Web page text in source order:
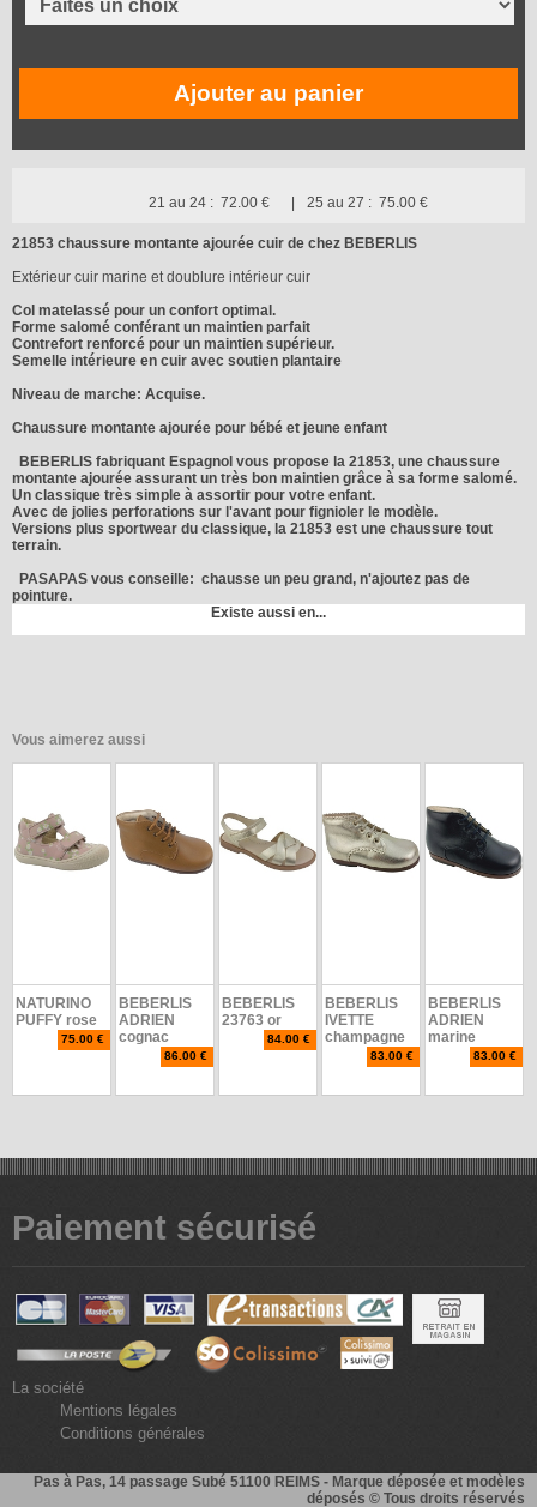
Ajouter au panier
21 au 24 : 72.00 € 25 au 27 : 75.00 €
21853 chaussure montante ajourée cuir de chez BEBERLIS
Extérieur cuir marine et doublure intérieur cuir
Col matelassé pour un confort optimal.
Forme salomé conférant un maintien parfait
Contrefort renforcé pour un maintien supérieur.
Semelle intérieure en cuir avec soutien plantaire
Niveau de marche: Acquise.
Chaussure montante ajourée pour bébé et jeune enfant
BEBERLIS fabriquant Espagnol vous propose la 21853, une chaussure
montante ajourée assurant un très bon maintien grâce à sa forme salomé.
Un classique très simple à assortir pour votre enfant.
Avec de jolies perforations sur l'avant pour fignioler le modèle.
Versions plus sportwear du classique, la 21853 est une chaussure tout
terrain.
PASAPAS vous conseille: chausse un peu grand, n'ajoutez pas de
pointure.
Existe aussi en...
Vous aimerez aussi
NATURINO
PUFFY rose
75.00 €
BEBERLIS
ADRIEN
cognac
86.00 €
BEBERLIS
23763 or
84.00 €
BEBERLIS
IVETTE
champagne
83.00 €
BEBERLIS
ADRIEN
marine
83.00 €
Paiement sécurisé
La société
Mentions légales
Conditions générales
Pas à Pas, 14 passage Subé 51100 REIMS - Marque déposée et modèles
déposés © Tous droits réservés